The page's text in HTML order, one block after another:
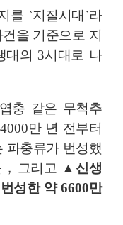
를 `지질시대`라
을 기준으로 지
대의 3시대로 나
충 같은 무척추
4000만 년 전부터
파충류가 번성했
， 그리고 ▲ 신생
성한 약6600만